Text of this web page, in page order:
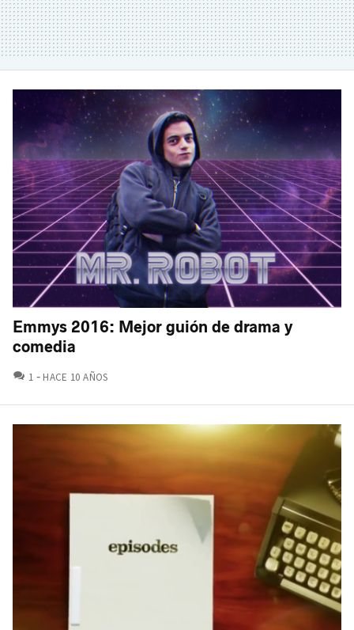
Emmys 2016: Mejor guión de drama y
comedia
1 COMENTARIOS
HACE 10 AÑOS